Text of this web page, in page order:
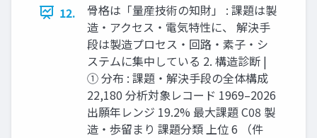
12.
骨格は「量産技術の知財」 : 課題は製
造・アクセス・電気特性に、 解決手
段は製造プロセス・回路・素子・シ
ステムに集中している 2. 構造診断 |
① 分布 : 課題・解決手段の全体構成
22,180 分析対象レコード 1969–2026
出願年レンジ 19.2% 最大課題 C08 製
造・歩留まり 課題分類 上位 6 （件